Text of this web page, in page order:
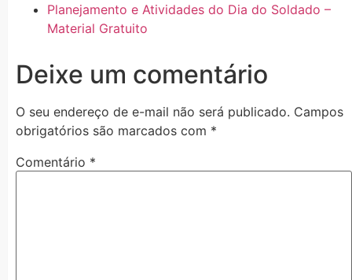
Planejamento e Atividades do Dia do Soldado –
Material Gratuito
Deixe um comentário
O seu endereço de e-mail não será publicado. Campos
obrigatórios são marcados com *
Comentário *